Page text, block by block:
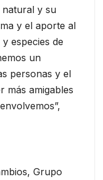
y su
y el aporte al
especies de
un
personas y el
más amigables
Grupo